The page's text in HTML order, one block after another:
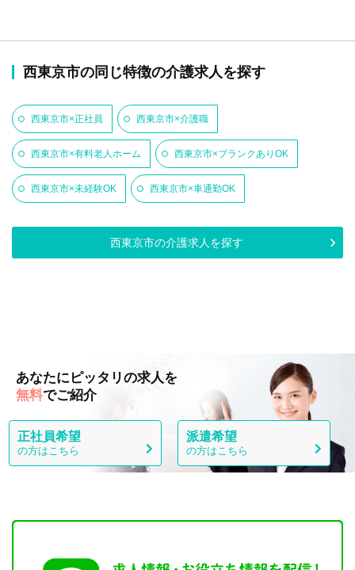
西東京市の同じ特徴の介護求人を探す
西東京市×正社員 西東京市×介護職
西東京市×有料老人ホーム 西東京市×ブランクありOK
西東京市×未経験OK 西東京市×車通勤OK
西東京市の介護求人を探す
あなたにピッタリの求人を
無料でご紹介
正社員希望
の方はこちら
派遣希望
の方はこちら